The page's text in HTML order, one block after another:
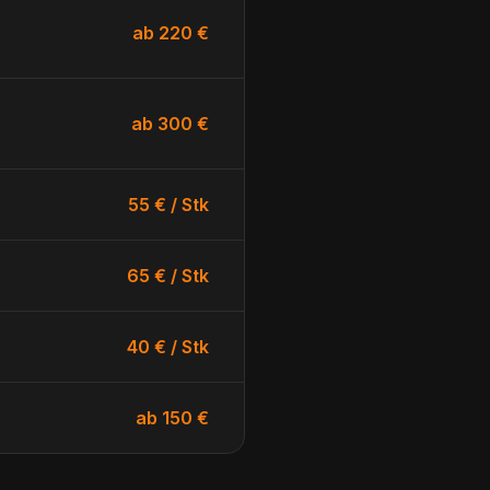
ab 220 €
ab 300 €
55 € / Stk
65 € / Stk
40 € / Stk
ab 150 €